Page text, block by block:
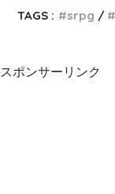
TAGS :
srpg
スポンサーリンク